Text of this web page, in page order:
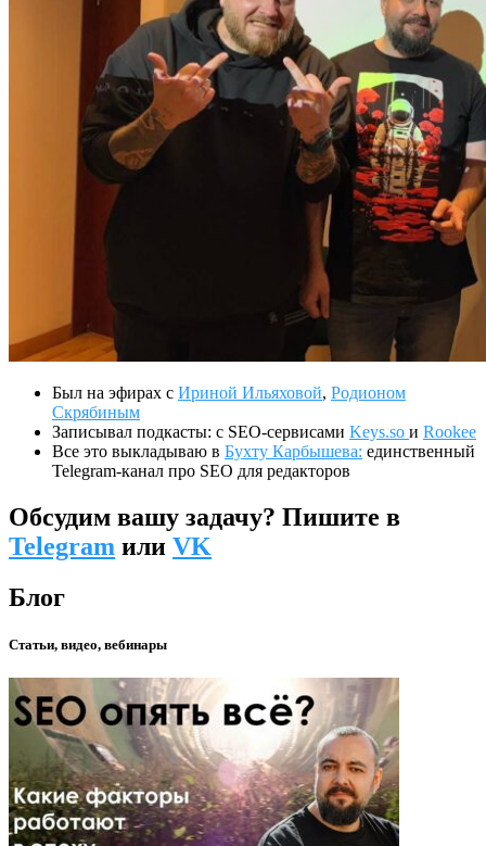
Был на эфирах с Ириной Ильяховой, Родионом
Скрябиным
Записывал подкасты: с SEO-сервисами Keys.so и Rookee
Все это выкладываю в Бухту Карбышева: единственный
Telegram-канал про SEO для редакторов
Обсудим вашу задачу? Пишите в
Telegram или VK
Блог
Статьи, видео, вебинары